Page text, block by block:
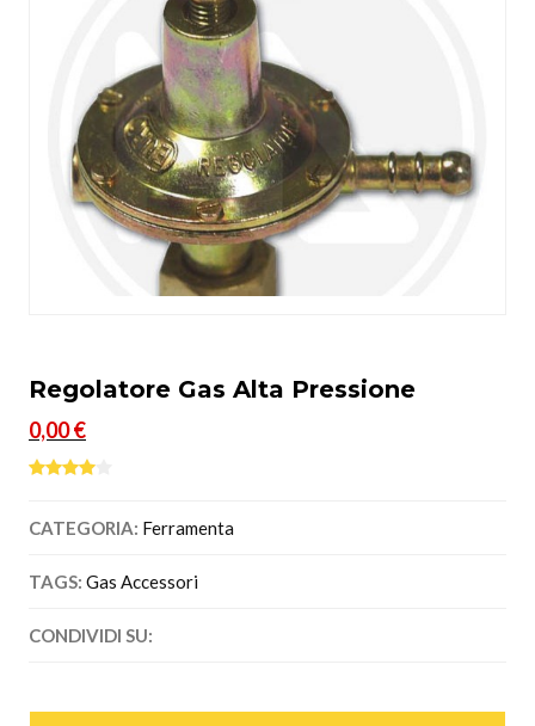
Regolatore Gas Alta Pressione
0,00 €
CATEGORIA: Ferramenta
TAGS: Gas Accessori
CONDIVIDI SU: